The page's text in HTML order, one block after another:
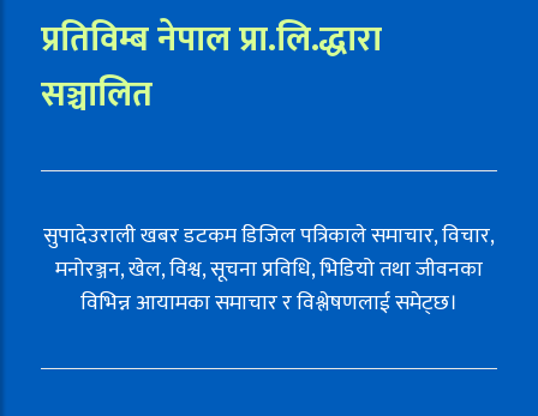
प्रतिविम्ब नेपाल प्रा.लि.द्धारा
सञ्चालित
सुपादेउराली खबर डटकम डिजिल पत्रिकाले समाचार, विचार,
मनोरञ्जन, खेल, विश्व, सूचना प्रविधि, भिडियो तथा जीवनका
विभिन्न आयामका समाचार र विश्लेषणलाई समेट्छ।